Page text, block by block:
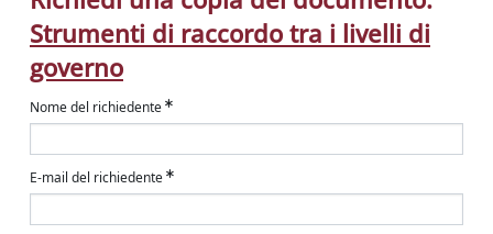
Strumenti di raccordo tra i livelli di
governo
Nome del richiedente
E-mail del richiedente